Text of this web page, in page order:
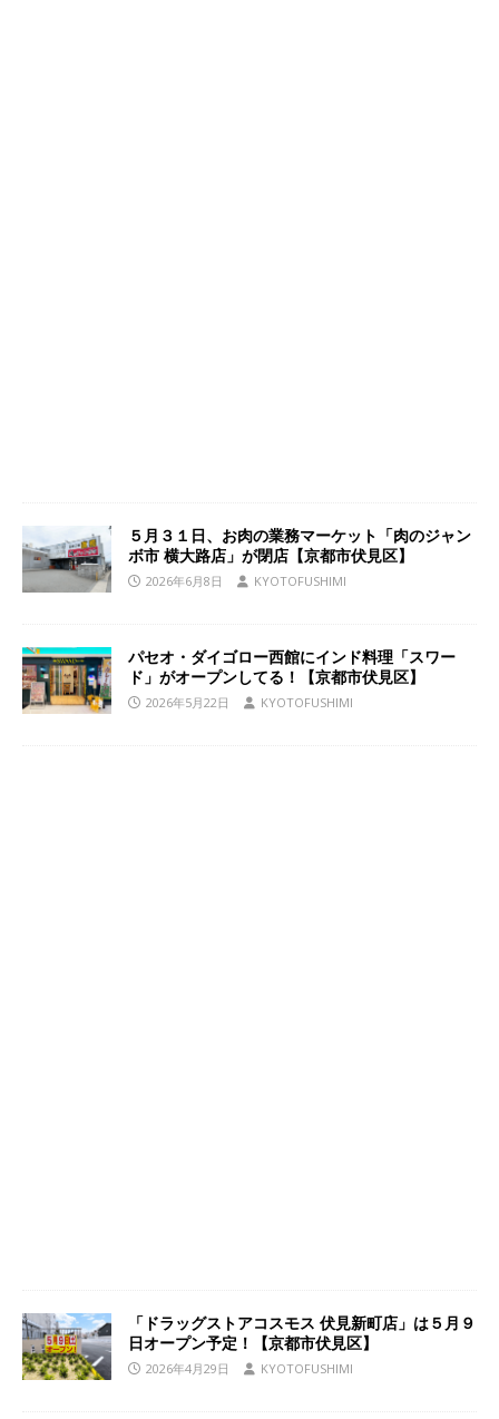
５月３１日、お肉の業務マーケット「肉のジャン
ボ市 横大路店」が閉店【京都市伏見区】
2026年6月8日 KYOTOFUSHIMI
パセオ・ダイゴロー西館にインド料理「スワー
ド」がオープンしてる！【京都市伏見区】
2026年5月22日 KYOTOFUSHIMI
「ドラッグストアコスモス 伏見新町店」は５月９
日オープン予定！【京都市伏見区】
2026年4月29日 KYOTOFUSHIMI